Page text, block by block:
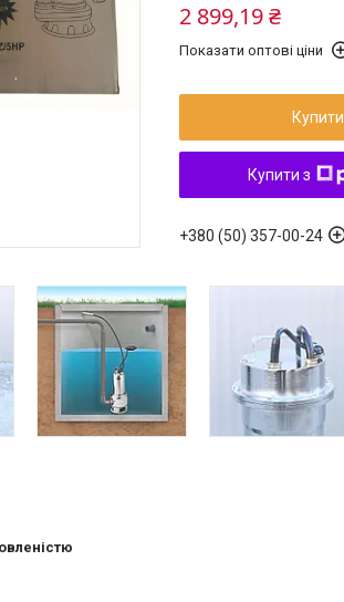
2 899,19 ₴
Показати оптові ціни
Купити
Купити з
+380 (50) 357-00-24